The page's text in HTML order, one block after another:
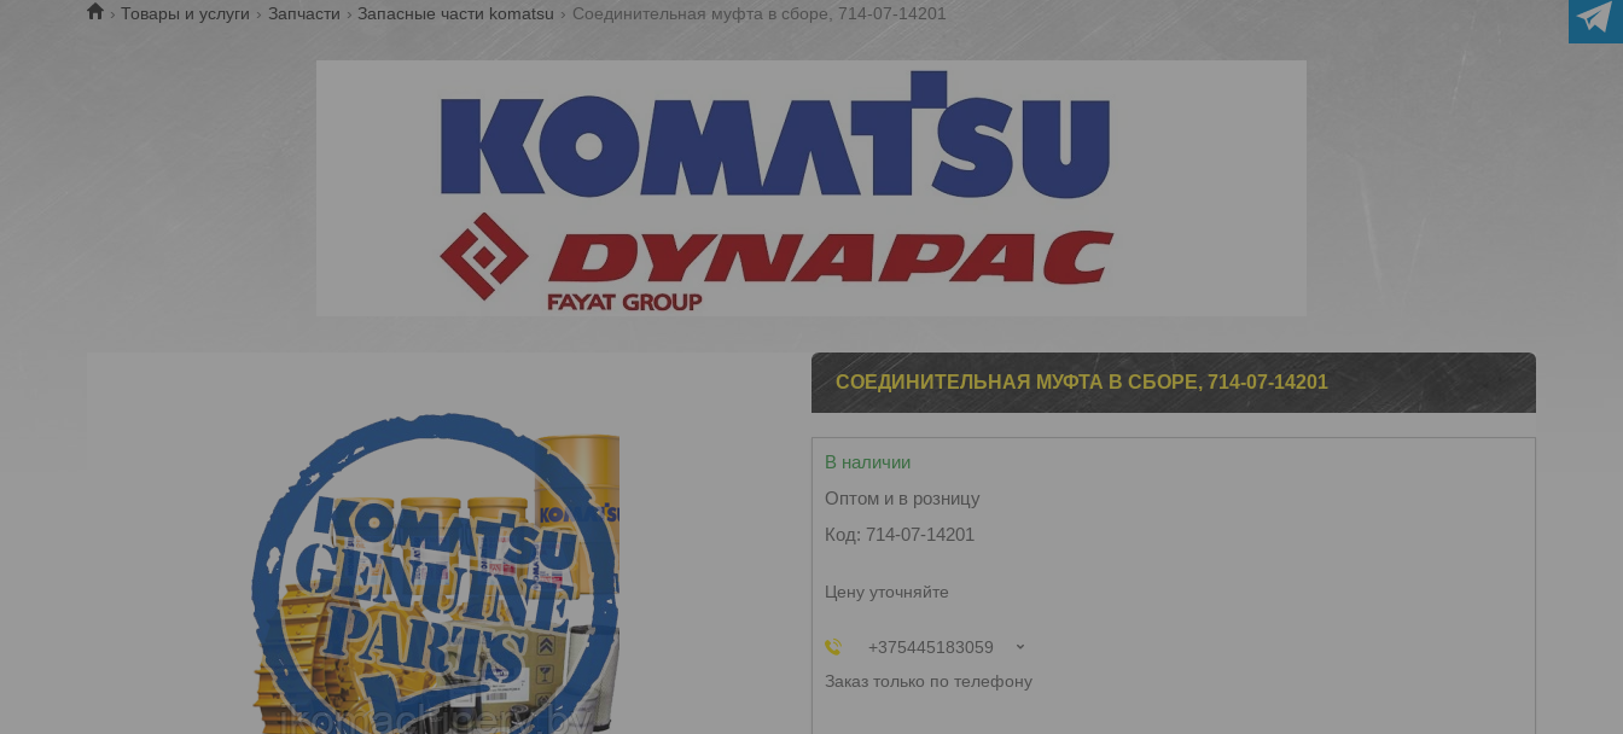
Товары и услуги Запчасти Запасные части komatsu Соединительная муфта в сборе, 714-07-14201
СОЕДИНИТЕЛЬНАЯ МУФТА В СБОРЕ, 714-07-14201
В наличии
Оптом и в розницу
Код: 714-07-14201
Цену уточняйте
+375445183059
Заказ только по телефону